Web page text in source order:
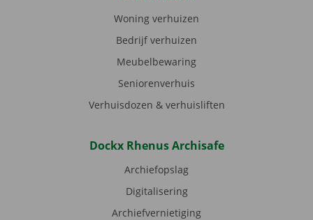
Woning verhuizen
Bedrijf verhuizen
Meubelbewaring
Seniorenverhuis
Verhuisdozen & verhuisliften
Dockx Rhenus Archisafe
Archiefopslag
Digitalisering
Archiefvernietiging